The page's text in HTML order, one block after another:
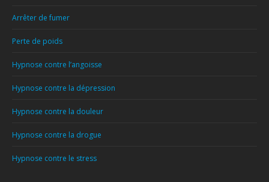
Arrêter de fumer
Perte de poids
Hypnose contre l’angoisse
Hypnose contre la dépression
Hypnose contre la douleur
Hypnose contre la drogue
Hypnose contre le stress